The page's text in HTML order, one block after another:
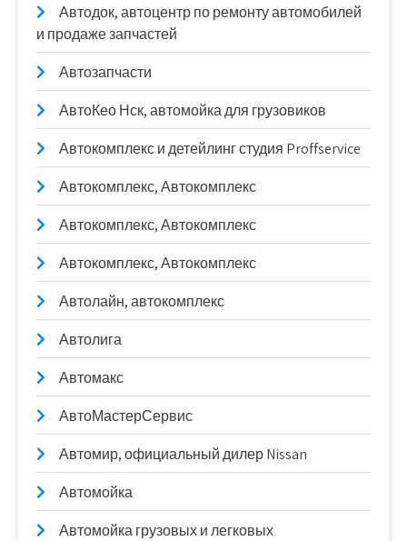
Автодок, автоцентр по ремонту автомобилей
и продаже запчастей
Автозапчасти
АвтоКео Нск, автомойка для грузовиков
Автокомплекс и детейлинг студия Proffservice
Автокомплекс, Автокомплекс
Автокомплекс, Автокомплекс
Автокомплекс, Автокомплекс
Автолайн, автокомплекс
Автолига
Автомакс
АвтоМастерСервис
Автомир, официальный дилер Nissan
Автомойка
Автомойка грузовых и легковых